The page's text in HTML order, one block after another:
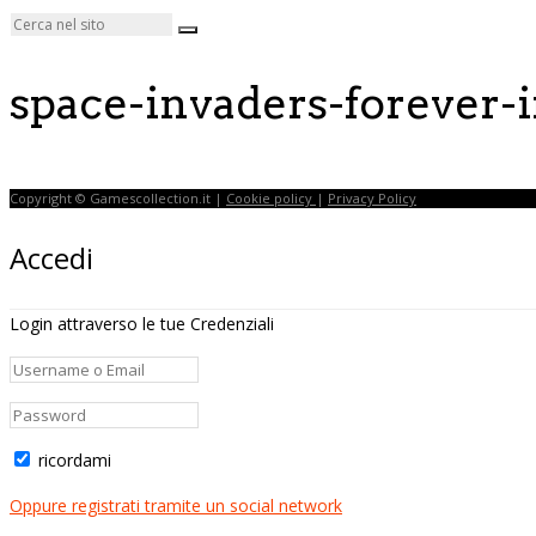
space-invaders-forever-
Copyright © Gamescollection.it | Cookie policy | Privacy Policy
Accedi
Login attraverso le tue Credenziali
ricordami
Oppure registrati tramite un social network